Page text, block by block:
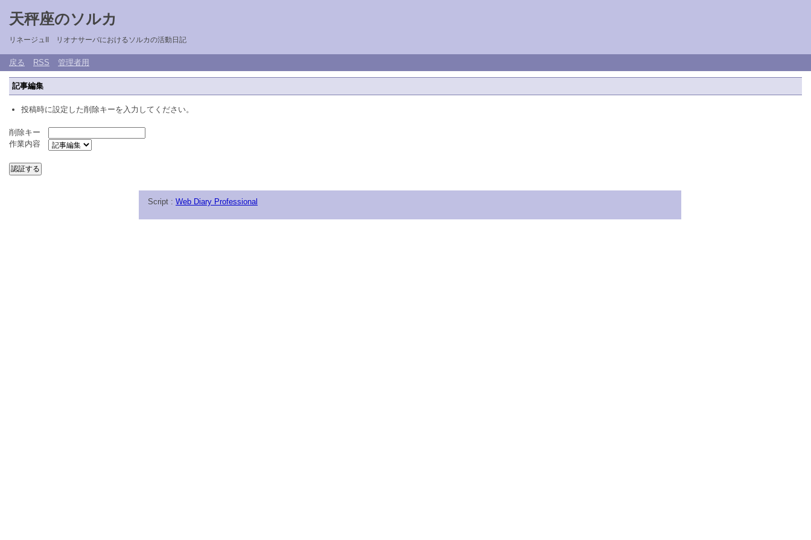
天秤座のソルカ
リネージュII リオナサーバにおけるソルカの活動日記
戻る RSS 管理者用
記事編集
投稿時に設定した削除キーを入力してください。
削除キー
作業内容
Script : Web Diary Professional